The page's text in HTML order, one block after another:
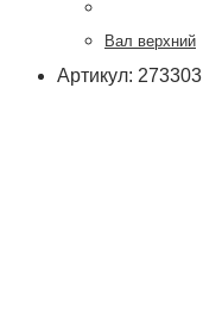
Вал верхний
Артикул: 273303